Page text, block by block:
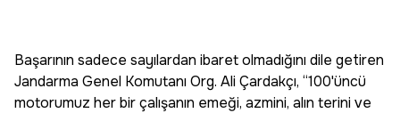
Başarının sadece sayılardan ibaret olmadığını dile getiren
Jandarma Genel Komutanı Org. Ali Çardakçı, “100'üncü
motorumuz her bir çalışanın emeği, azmini, alın terini ve